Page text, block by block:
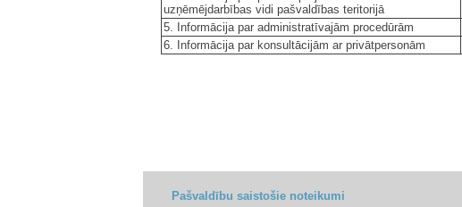
uzņēmējdarbības vidi pašvaldības teritorijā
5. Informācija par administratīvajām procedūrām
6. Informācija par konsultācijām ar privātpersonām
Pašvaldību saistošie noteikumi